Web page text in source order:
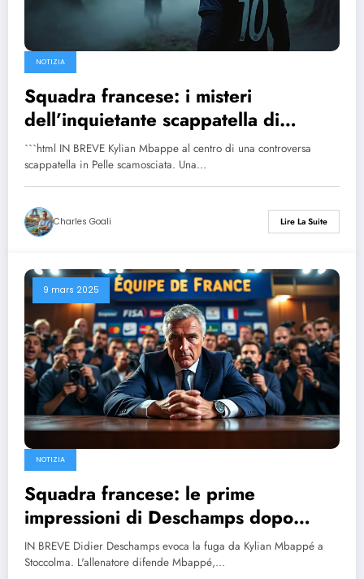
NOTIZIA
Squadra francese: i misteri
dell’inquietante scappatella di
Mbappé in Svezia
```html IN BREVE Kylian Mbappe al centro di una controversa
scappatella in Pelle scamosciata. Una…
Charles Goali Lire La Suite
9 mars 2025
NOTIZIA
Squadra francese: le prime
impressioni di Deschamps dopo
l’incidente svedese che ha coinvolto
Mbappé
IN BREVE Didier Deschamps evoca la fuga da Kylian Mbappé a
Stoccolma. L'allenatore difende Mbappé,…